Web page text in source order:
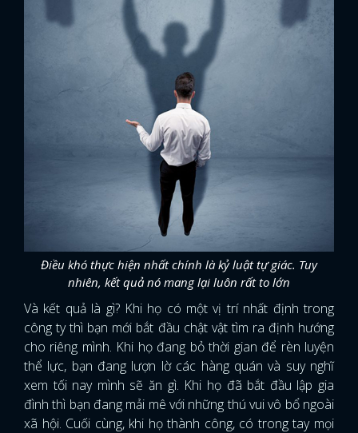
Điều khó thực hiện nhất chính là kỷ luật tự giác. Tuy
nhiên, kết quả nó mang lại luôn rất to lớn
Và kết quả là gì? Khi họ có một vị trí nhất định trong
công ty thì bạn mới bắt đầu chật vật tìm ra định hướng
cho riêng mình. Khi họ đang bỏ thời gian để rèn luyện
thể lực, bạn đang lượn lờ các hàng quán và suy nghĩ
xem tối nay mình sẽ ăn gì. Khi họ đã bắt đầu lập gia
đình thì bạn đang mải mê với những thú vui vô bổ ngoài
xã hội. Cuối cùng, khi họ thành công, có trong tay mọi